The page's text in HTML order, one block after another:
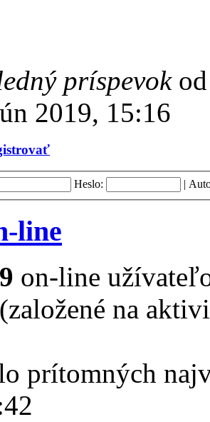
príspevok
2019, 15:16
Heslo: |
line
9 on-line
na
prítomných